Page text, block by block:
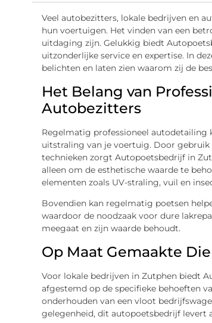
Veel autobezitters, lokale bedrijven en
hun voertuigen. Het vinden van een
uitdaging zijn. Gelukkig biedt
uitzonderlijke service en expertise. In
belichten en laten zien waarom zij de
Het Belang van
Autobezitters
Regelmatig professioneel autodetailing
uitstraling van je voertuig. Door
technieken zorgt Autopoetsbedrijf in
alleen om de esthetische waarde te
elementen zoals UV-straling, vuil en
Bovendien kan regelmatig poetsen
waardoor de noodzaak voor dure
meegaat en zijn waarde behoudt.
Op Maat Gemaakte
Voor lokale bedrijven in Zutphen biedt
afgestemd op de specifieke behoeften
onderhouden van een vloot
gelegenheid, dit autopoetsbedrijf levert